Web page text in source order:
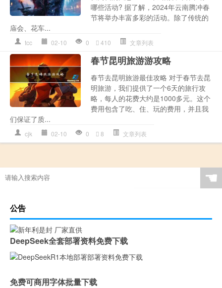
哪些活动? 据了解，2024年云南腾冲春
节将举办丰富多彩的活动。除了传统的
庙会、花车...
tcc 02-10 0 410 文章列表
春节昆明旅游游攻略
春节去昆明旅游最佳攻略 对于春节去昆
明旅游，我们提供了一个6天的旅行攻
略，每人的花费大约是1000多元。这个
费用包含了吃、住、玩的费用，并且我
们保证了质...
cjk 02-10 0 8 文章列表
☚
公告
DeepSeek全套部署资料免费下载
免费可商用字体批量下载